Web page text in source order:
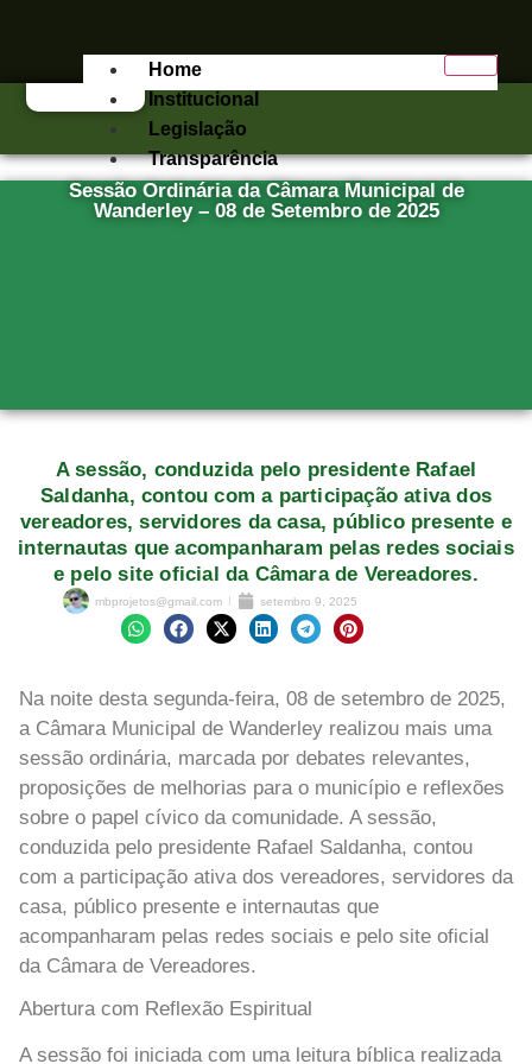
Home
Institucional
Legislação
Transparência
e-SIC
Sessão Ordinária da Câmara Municipal de
Wanderley – 08 de Setembro de 2025
A sessão, conduzida pelo presidente Rafael
Saldanha, contou com a participação ativa dos
vereadores, servidores da casa, público presente e
internautas que acompanharam pelas redes sociais
e pelo site oficial da Câmara de Vereadores.
mbprojetos@gmail.com setembro 9, 2025
Na noite desta segunda-feira, 08 de setembro de 2025,
a Câmara Municipal de Wanderley realizou mais uma
sessão ordinária, marcada por debates relevantes,
proposições de melhorias para o município e reflexões
sobre o papel cívico da comunidade. A sessão,
conduzida pelo presidente Rafael Saldanha, contou
com a participação ativa dos vereadores, servidores da
casa, público presente e internautas que
acompanharam pelas redes sociais e pelo site oficial
da Câmara de Vereadores.
Abertura com Reflexão Espiritual
A sessão foi iniciada com uma leitura bíblica realizada